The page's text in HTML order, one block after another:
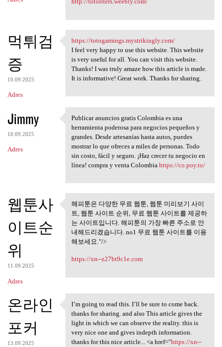
먹튀검
증
10.09.2025
Adres
https://totogamings
https://totogamings.mystrikingly.com/
I feel very happy to use this website. This website
is very useful for all. You can visit this website.
Thanks! I was truly amaze how this article is made.
It is informative! Great work. Thanks for sharing.
Jimmy
10.09.2025
Adres
Publicar anuncios gratis
Publicar anuncios gratis Colombia es una
herramienta poderosa para negocios pequeños y
grandes. Desde artesanías hasta autos, puedes
mostrar lo que ofreces a miles de personas. Todo
sin costo, fácil y seguro. ¡Haz crecer tu negocio en
línea! compra y venta Colombia https://co.poy.to/
웹툰사
이트순
위
11.09.2025
Adres
해피툰은 다양한 무료 웹툰, 웹툰
미리보기 사이트,
해피툰은 다양한 무료 웹툰, 웹툰 미리보기 사이
트, 웹툰 사이트 순위, 무료 웹툰 사이트를 제공하
는 사이트입니다. 해피툰의 가장 빠른 주소로 안
내해드리겠습니다. no1 무료 웹툰 사이트를 이용
해보세요."/>
https://xn--z27bt9c1e.com
온라인
포커
13.09.2025
I’m going to read this. I’ll
I’m going to read this. I’ll be sure to come back.
thanks for sharing. and also This article gives the
light in which we can observe the reality. this is
very nice one and gives indepth information.
thanks for this nice article... <a href="https://xn--